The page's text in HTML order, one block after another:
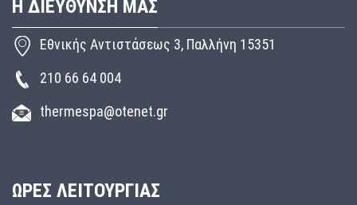
Η ΔΙΕΥΘΥΝΣΗ ΜΑΣ
Εθνικής Αντιστάσεως 3, Παλλήνη 15351
210 66 64 004
thermespa@otenet.gr
ΩΡΕΣ ΛΕΙΤΟΥΡΓΙΑΣ